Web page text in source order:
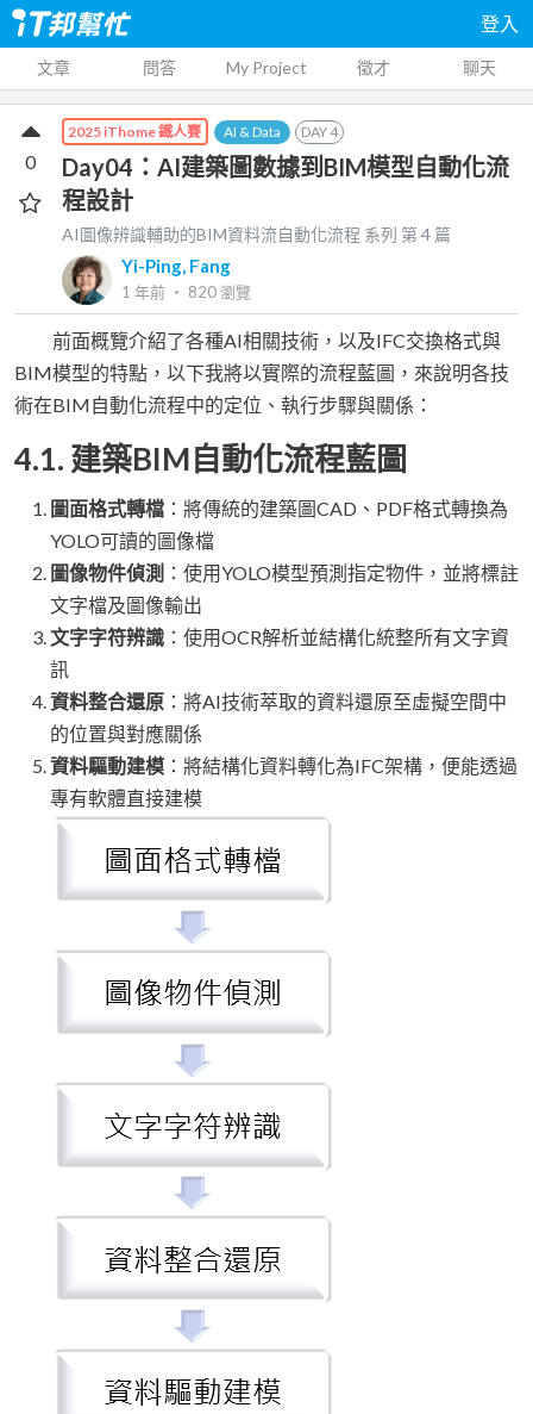
登入
文章 問答 My Project 徵才 聊天
2025 iThome 鐵人賽 AI & Data DAY4
Day04：AI建築圖數據到BIM模型自動化流
程設計
AI圖像辨識輔助的BIM資料流自動化流程 系列 第4 篇
Yi-Ping, Fang
1 年前 ‧ 820瀏覽
0
前面概覽介紹了各種AI相關技術，以及IFC交換格式與
BIM模型的特點，以下我將以實際的流程藍圖，來說明各技
術在BIM自動化流程中的定位、執行步驟與關係：
4.1. 建築BIM自動化流程藍圖
圖面格式轉檔 ：將傳統的建築圖CAD、PDF格式轉換為
YOLO可讀的圖像檔
圖像物件偵測 ：使用YOLO模型預測指定物件，並將標註
文字檔及圖像輸出
文字字符辨識 ：使用OCR解析並結構化統整所有文字資
訊
資料整合還原 ：將AI技術萃取的資料還原至虛擬空間中
的位置與對應關係
資料驅動建模 ：將結構化資料轉化為IFC架構，便能透過
專有軟體直接建模